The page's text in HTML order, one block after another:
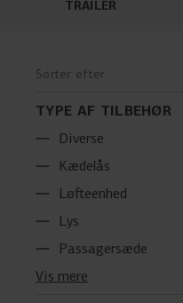
TRAILER
Sorter efter
TYPE AF TILBEHØR
Diverse
Kædelås
Løfteenhed
Lys
Passagersæde
Vis mere